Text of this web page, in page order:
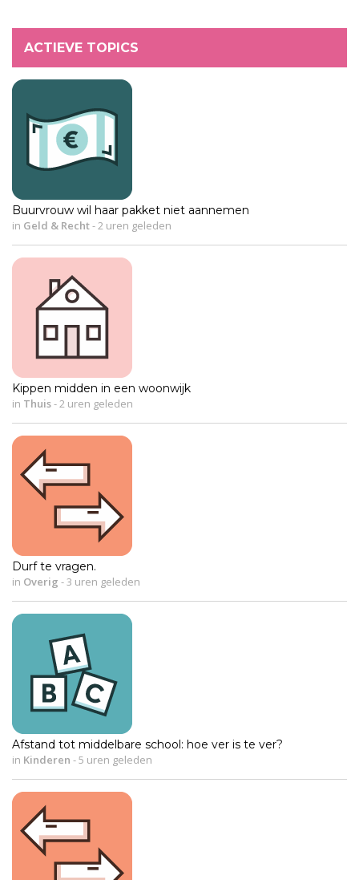
ACTIEVE TOPICS
Buurvrouw wil haar pakket niet aannemen
in Geld & Recht- 2 uren geleden
Kippen midden in een woonwijk
in Thuis- 2 uren geleden
Durf te vragen.
in Overig - 3 uren geleden
Afstand tot middelbare school: hoe ver is te ver?
in Kinderen -5 uren geleden